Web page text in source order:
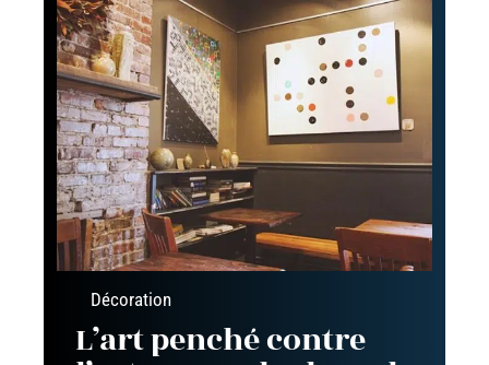
Décoration
L’art penché contre